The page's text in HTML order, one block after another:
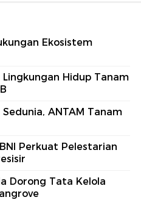
Ekosistem
Hidup Tanam
ANTAM Tanam
Perkuat Pelestarian
Dorong Tata Kelola